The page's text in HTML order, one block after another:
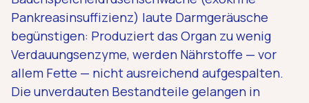
Pankreasinsuffizienz) laute Darmgeräusche
begünstigen: Produziert das Organ zu wenig
Verdauungsenzyme, werden Nährstoffe — vor
allem Fette — nicht ausreichend aufgespalten.
Die unverdauten Bestandteile gelangen in